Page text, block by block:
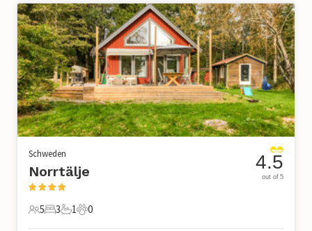
Schweden
Norrtälje
5 Gäste
5
3 Schlafzimmer
3
1 Badezimmer
1
0 Haustiere
0
4.5
out of 5